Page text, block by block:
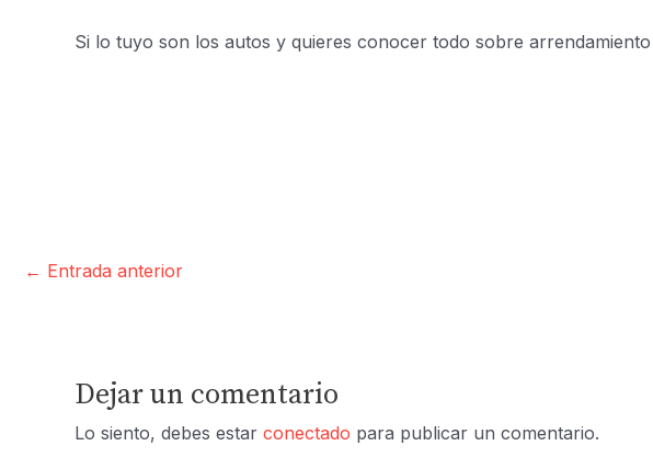
Si lo tuyo son los autos y quieres conocer todo sobre
← Entrada anterior
Dejar un comentario
Lo siento, debes estar conectado para publicar un comentario.